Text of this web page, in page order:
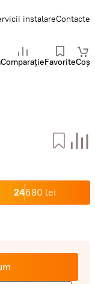
instalareContacte
ComparațieFavoriteCoș
24680 lei